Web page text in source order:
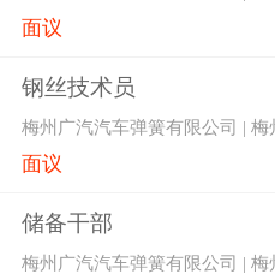
面议
钢丝技术员
梅州广汽汽车弹簧有限公司 | 梅
面议
储备干部
梅州广汽汽车弹簧有限公司 | 梅